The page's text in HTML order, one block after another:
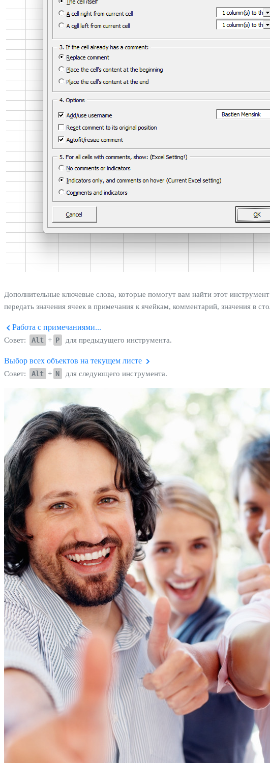
Дополнительные ключевые слова, которые помогут вам найти этот
передать значения ячеек в примечания к ячейкам, комментарий, значения в
Работа с примечаниями...
Совет: Alt + P для предыдущего инструмента.
Выбор всех объектов на текущем листе
Совет: Alt + N для следующего инструмента.